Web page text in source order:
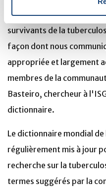
groupe très estimé
survivants de la
façon dont nous
appropriée et largement
membres de la
Basteiro, chercheur à
dictionnaire.
Le dictionnaire mondial
régulièrement mis à jour
recherche sur la
termes suggérés par la